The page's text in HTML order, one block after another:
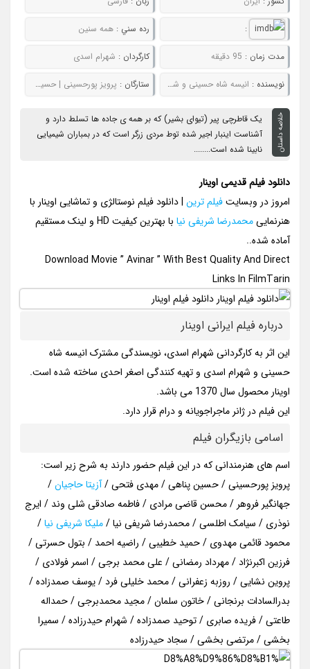
: رده سني : همه سنین
مدت زمان : 95 دقیقه کارگردان : شهرام اسدی
نويسنده : انیسه شاه حسینی و شهرام اسدی ستارگان : پرویز پورحسینی | حسین پناهی
خلاصه داستان
یک قاطرچی پیر (تیوای بشیر) که بر همه ی جاده ها تسلط دارد و
آشناست اینبار اجیر شده توط مردی زرگر است که در بمباران شیمیایی
نابینا شده است........
دانلود فیلم قدیمی اوینار
امروز در وبسایتفیلم ترین | دانلود فیلم نوستالژی و تماشایی اوینار با
هنرنماییمحمدرضا شریفی نیا
با بهترین کیفیت HD و لینک مستقیم
آماده شده..
Download Movie ” Avinar ” With Best Quality And Direct
Links In FilmTarin
درباره فیلم ایرانی اوینار
این اثر به کارگردانی شهرام اسدی، نویسندگی مشترک انیسه شاه
حسینی و شهرام اسدی و تهیه کنندگی اصغر احدی ساخته شده است.
اوینار محصول سال 1370 می باشد.
این فیلم در ژانر ماجراجویانه و درام قرار دارد.
اسامی بازیگران فیلم
اسم های هنرمندانی که در این فیلم حضور دارند به شرح زیر است:
پرویز پورحسینی / حسین پناهی / مهدی فتحی /آزیتا حاجیان/
جهانگیر فروهر / محسن قاضی مرادی / فاطمه صادقی شلی وند / ایرج
نوذری / سیامک اطلسی / محمدرضا شریفی‌ نیا /ملیکا شریفی نیا/
محمود قائمی مهدوی / حمید خطیبی / راضیه احمد / بتول حسرتی /
فرزین اکبرنژاد / مهرداد رمضانی / علی محمد برجی / اسمر فولادی /
پروین نشایی / روزبه زعفرانی / محمد خلیلی فرد / یوسف صمدزاده /
بدرالسادات برنجانی / خاتون سلمان / مجید محمدبرجی / حمداله
طاعتی / فریده صابری / توحید صمدزاده / شهرام حیدرزاده / سمیرا
بخشی / مرتضی بخشی / سجاد حیدرزاده